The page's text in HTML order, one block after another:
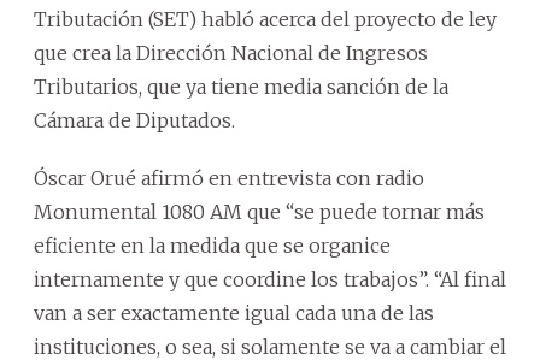
Tributación (SET) habló acerca del proyecto de ley
que crea la Dirección Nacional de Ingresos
Tributarios, que ya tiene media sanción de la
Cámara de Diputados.
Óscar Orué afirmó en entrevista con radio
Monumental 1080 AM que “se puede tornar más
eficiente en la medida que se organice
internamente y que coordine los trabajos”. “Al final
van a ser exactamente igual cada una de las
instituciones, o sea, si solamente se va a cambiar el